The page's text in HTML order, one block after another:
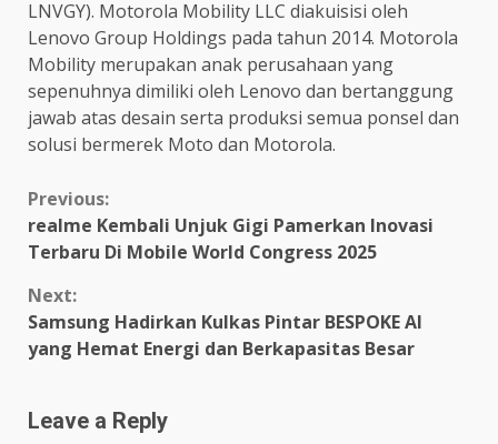
LNVGY). Motorola Mobility LLC diakuisisi oleh
Lenovo Group Holdings pada tahun 2014. Motorola
Mobility merupakan anak perusahaan yang
sepenuhnya dimiliki oleh Lenovo dan bertanggung
jawab atas desain serta produksi semua ponsel dan
solusi bermerek Moto dan Motorola.
Continue
Reading
Previous:
realme Kembali Unjuk Gigi Pamerkan Inovasi
Terbaru Di Mobile World Congress 2025
Next:
Samsung Hadirkan Kulkas Pintar BESPOKE AI
yang Hemat Energi dan Berkapasitas Besar
Leave a Reply